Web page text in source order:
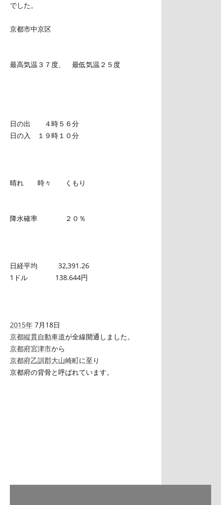
でした。
京都市中京区
最高気温３７度、 最低気温２５度
日の出 ４時５６分
日の入 １９時１０分
晴れ 時々 くもり
降水確率 ２０％
日経平均 32,391.26
1ドル 138.644円
2015年 7月18日
京都縦貫自動車道が全線開通しました。
京都府宮津市から
京都府乙訓郡大山崎町に至り
京都府の背骨と呼ばれています。